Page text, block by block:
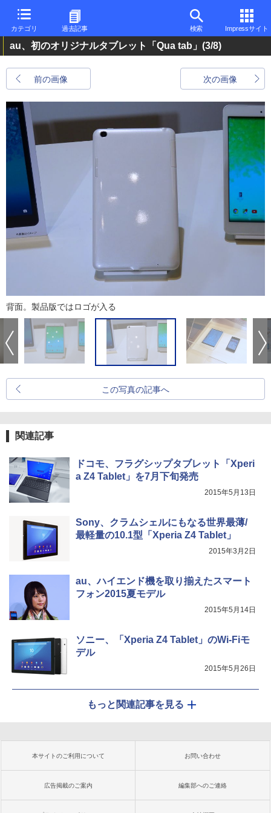
カテゴリ 過去記事 検索 Impressサイト
au、初のオリジナルタブレット「Qua tab」 (3/8)
前の画像 次の画像
背面。製品版ではロゴが入る
この写真の記事へ
関連記事
ドコモ、フラグシップタブレット「Xperi
a Z4 Tablet」を7月下旬発売
2015年5月13日
Sony、クラムシェルにもなる世界最薄/
最軽量の10.1型「Xperia Z4 Tablet」
2015年3月2日
au、ハイエンド機を取り揃えたスマート
フォン2015夏モデル
2015年5月14日
ソニー、「Xperia Z4 Tablet」のWi-Fiモ
デル
2015年5月26日
もっと関連記事を見る
本サイトのご利用について お問い合わせ
広告掲載のご案内 編集部へのご連絡